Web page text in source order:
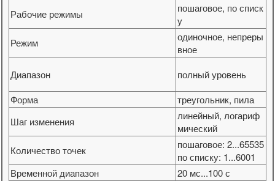
Рабочие режимы
пошаговое, по списк
у
Режим
одиночное, непреры
вное
Диапазон
полный уровень
Форма
треугольник, пила
Шаг изменения
линейный, логариф
мический
Количество точек
пошаговое: 2...65535
по списку: 1...6001
Временной диапазон
20 мс...100 с